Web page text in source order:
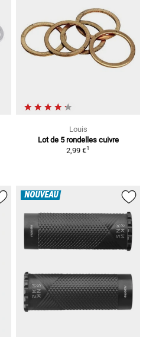
Louis
Lot de 5 rondelles cuivre
2,99 €1
NOUVEAU